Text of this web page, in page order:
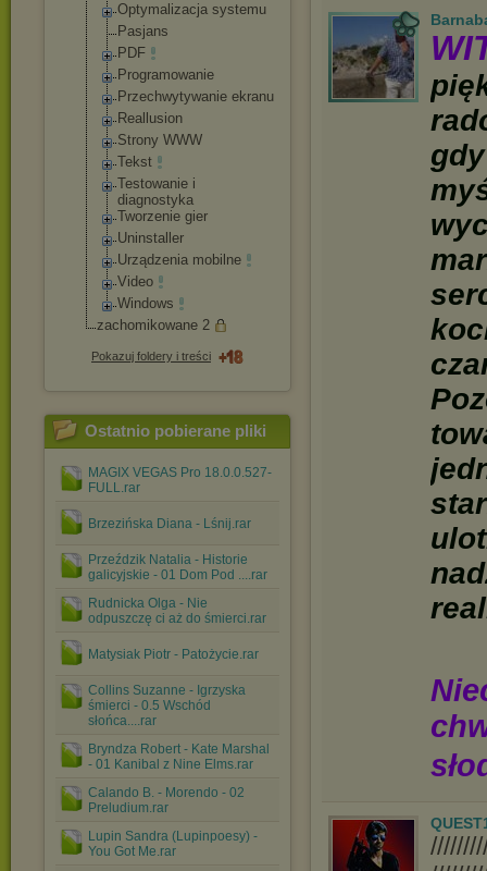
Optymalizacja systemu
Pasjans
PDF
Programowanie
Przechwytywanie ekranu
Reallusion
Strony WWW
Tekst
Testowanie i
diagnostyka
Tworzenie gier
Uninstaller
Urządzenia mobilne
Video
Windows
zachomikowane 2
Pokazuj foldery i treści
Ostatnio pobierane pliki
MAGIX VEGAS Pro 18.0.0.527-
FULL.rar
Brzezińska Diana - Lśnij.rar
Przeździk Natalia - Historie
galicyjskie - 01 Dom Pod ....rar
Rudnicka Olga - Nie
odpuszczę ci aż do śmierci.rar
Matysiak Piotr - Patożycie.rar
Collins Suzanne - Igrzyska
śmierci - 0.5 Wschód
słońca....rar
Bryndza Robert - Kate Marshal
- 01 Kanibal z Nine Elms.rar
Calando B. - Morendo - 02
Preludium.rar
Lupin Sandra (Lupinpoesy) -
You Got Me.rar